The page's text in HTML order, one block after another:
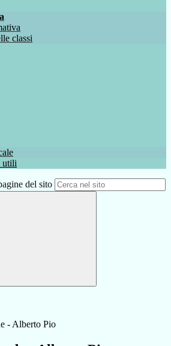
classi
utili
del sito
- Alberto Pio